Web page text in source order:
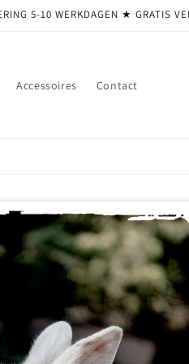
5-10 WERKDAGEN ★ GRATIS
Accessoires Contact